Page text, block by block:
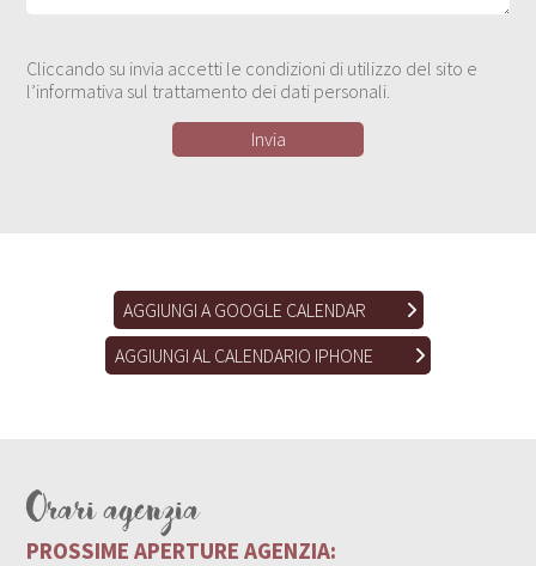
Cliccando su invia accetti le condizioni di utilizzo del sito e
l’informativa sul trattamento dei dati personali.
AGGIUNGI A GOOGLE CALENDAR
AGGIUNGI AL CALENDARIO IPHONE
Orari agenzia
PROSSIME APERTURE AGENZIA: